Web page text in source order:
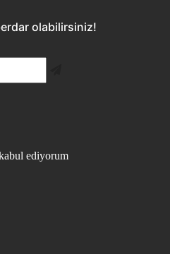
olabilirsiniz!
ediyorum